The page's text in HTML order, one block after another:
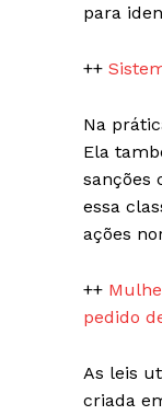
para
++
Na
Ela
sanções
essa
ações
++
pedido
As leis
criada